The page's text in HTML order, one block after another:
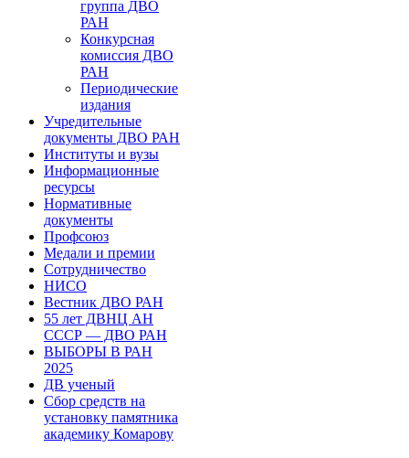
группа ДВО
РАН
Конкурсная
комиссия ДВО
РАН
Периодические
издания
Учредительные
документы ДВО РАН
Институты и вузы
Информационные
ресурсы
Нормативные
документы
Профсоюз
Медали и премии
Сотрудничество
НИСО
Вестник ДВО РАН
55 лет ДВНЦ АН
СССР — ДВО РАН
ВЫБОРЫ В РАН
2025
ДВ ученый
Сбор средств на
установку памятника
академику Комарову